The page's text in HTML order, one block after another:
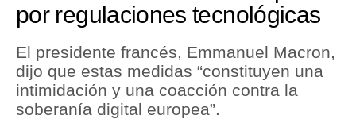
Mercados
Política
Tu Dinero
por regulaciones tecnológicas
El presidente francés, Emmanuel Macron,
dijo que estas medidas “constituyen una
intimidación y una coacción contra la
soberanía digital europea”.